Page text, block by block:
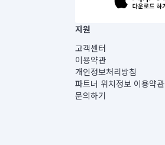
지원
고객센터
이용약관
개인정보처리방침
파트너 위치정보 이용약관
문의하기